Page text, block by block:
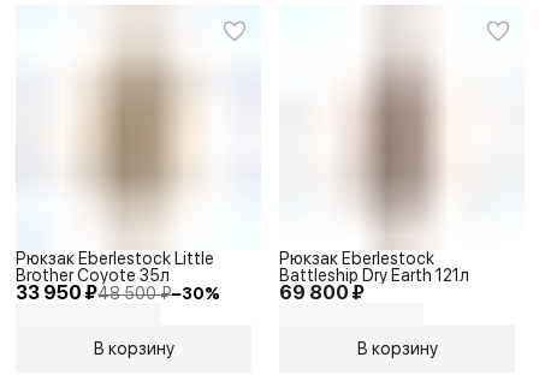
33 950 ₽48 500 ₽−30%
Рюкзак Eberlestock Little
Brother Coyote 35л
В корзину
69 800 ₽
Рюкзак Eberlestock
Battleship Dry Earth 121л
В корзину